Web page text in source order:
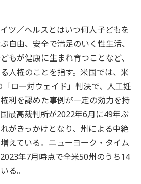
ツ／ヘルスとはいつ何人子どもを
自由、安全で満足のいく性生活、
もが健康に生まれ育つことなど、
人権のことを指す。米国では、米
ロー対ウェイド」判決で、人工妊
利を認めた事例が一定の効力を持
最高裁判所が2022年6月に49年ぶ
がきっかけとなり、州による中絶
えている。ニューヨーク・タイム
年7月時点で全米50州のうち14
る。